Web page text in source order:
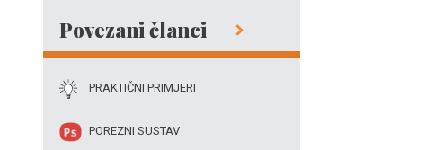
Povezani članci
PRAKTIČNI PRIMJERI
POREZNI SUSTAV